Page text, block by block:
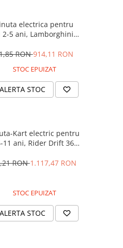
electrica pentru
2-5 ani, Lamborghini
12V, galbena
RON914,11 RON
STOC EPUIZAT
ALERTA STOC
Kart electric pentru
11 ani, Rider Drift 360,
RON1.117,47 RON
STOC EPUIZAT
ALERTA STOC